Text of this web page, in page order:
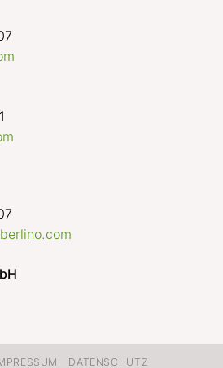
DATENSCHUTZ